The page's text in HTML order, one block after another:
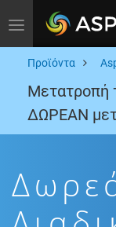
Toggle navigation
Προϊόντα
Μετατροπή
ΔΩΡΕΑΝ